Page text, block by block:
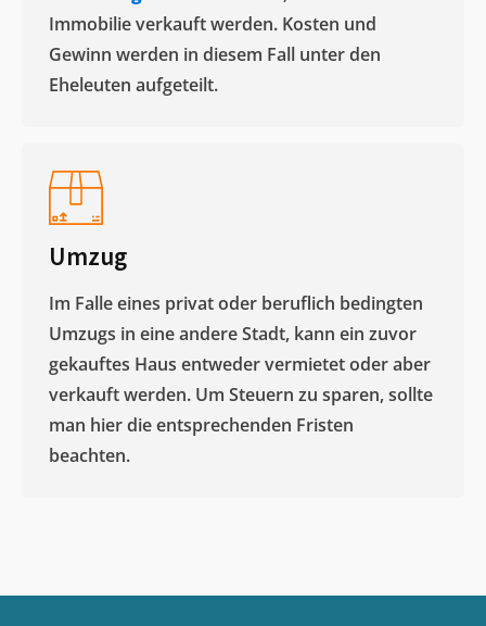
Immobilie verkauft werden. Kosten und
Gewinn werden in diesem Fall unter den
Eheleuten aufgeteilt.​
Umzug
Im Falle eines privat oder beruflich bedingten
Umzugs in eine andere Stadt, kann ein zuvor
gekauftes Haus entweder vermietet oder aber
verkauft werden. Um Steuern zu sparen, sollte
man hier die entsprechenden Fristen
beachten.